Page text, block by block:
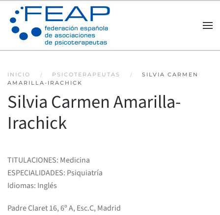
Skip to main content
INICIO PSICOTERAPEUTAS
SILVIA CARMEN
AMARILLA-IRACHICK
Silvia Carmen Amarilla-
Irachick
TITULACIONES: Medicina
ESPECIALIDADES: Psiquiatría
Idiomas: Inglés
Padre Claret 16, 6º A, Esc.C, Madrid